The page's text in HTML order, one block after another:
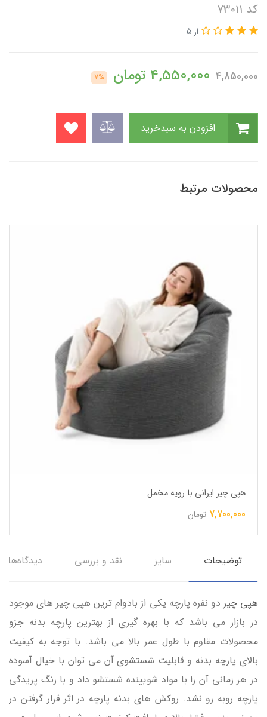
کد 73011
از 5
4,850,000
4,550,000 تومان 7%
محصولات مرتبط
هپی چیر ایرانی با رویه مخمل
7,700,000 تومان
توضیحات سایز نقد و بررسی دیدگاه‌ها
هپی چیر دو نفره پارچه یکی از بادوام ترین هپی چیر های موجود
در بازار می باشد که با بهره گیری از بهترین پارچه بدنه جزو
محصولات مقاوم با طول عمر بالا می باشد. با توجه به کیفیت
بالای پارچه بدنه و قابلیت شستشوی آن می توان با خیال آسوده
در هر زمانی آن را با مواد شویینده شستشو داد و با رنگ پریدگی
پارچه روبه رو نشد. روکش های بدنه پارچه در اثر قرار گرفتن در